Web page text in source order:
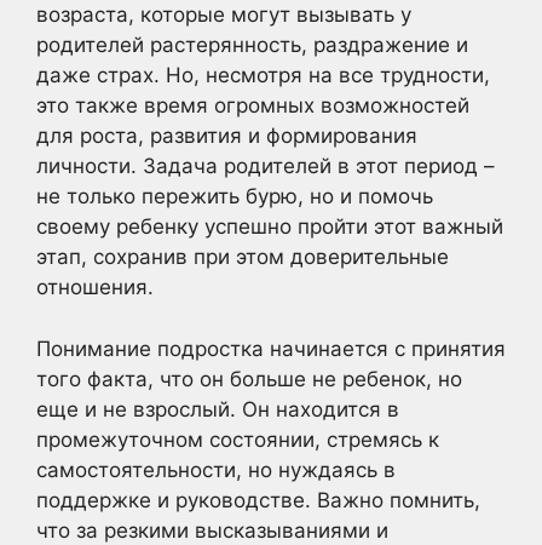
возраста, которые могут вызывать у
родителей растерянность, раздражение и
даже страх. Но, несмотря на все трудности,
это также время огромных возможностей
для роста, развития и формирования
личности. Задача родителей в этот период –
не только пережить бурю, но и помочь
своему ребенку успешно пройти этот важный
этап, сохранив при этом доверительные
отношения.
Понимание подростка начинается с принятия
того факта, что он больше не ребенок, но
еще и не взрослый. Он находится в
промежуточном состоянии, стремясь к
самостоятельности, но нуждаясь в
поддержке и руководстве. Важно помнить,
что за резкими высказываниями и